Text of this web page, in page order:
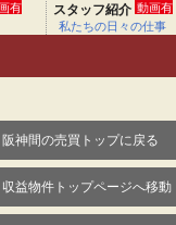
有
スタッフ紹介 動画有
私たちの日々の仕事
阪神間の売買トップに戻る
収益物件トップページへ移動